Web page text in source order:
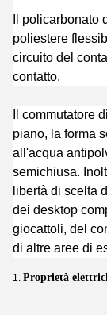
Il policarbonato
poliestere
circuito del
contatto.
Il commutatore
piano, la forma
all'acqua
semichiusa.
libertà di scelta
dei desktop
giocattoli, del
di altre aree di
1. Proprietà